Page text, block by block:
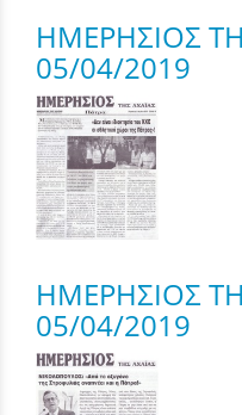
ΗΜΕΡΗΣΙΟΣ
05/04/2019
ΗΜΕΡΗΣΙΟΣ
05/04/2019